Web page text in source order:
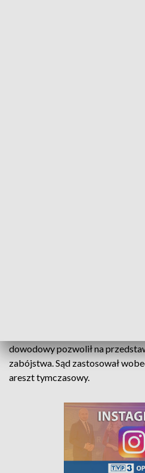
dowodowy pozwolił na
zabójstwa. Sąd zastosował
areszt tymczasowy.